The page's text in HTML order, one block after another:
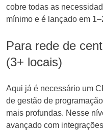
cobre todas as
mínimo e é lançado em
Para rede de
(3+ locais)
Aqui já é necessário um
de gestão de
mais profundas. Nesse
avançado com